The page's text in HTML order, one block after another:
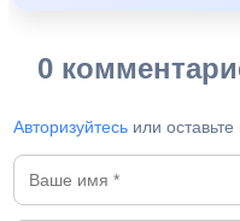
0
Авторизуйтесь или